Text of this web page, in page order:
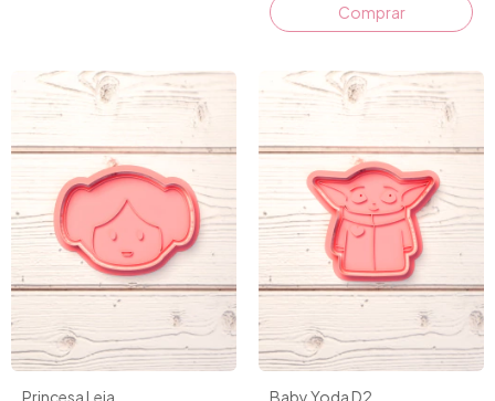
Comprar
Princesa Leia Baby Yoda D2